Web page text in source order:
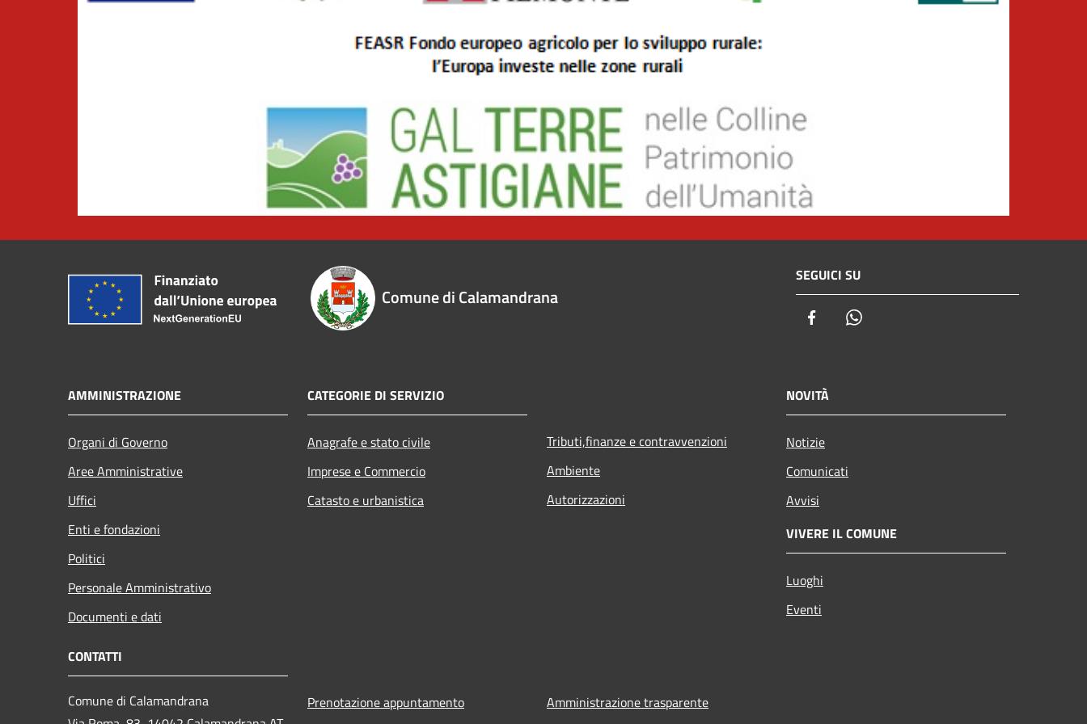
Comune di Calamandrana
SEGUICI SU
Facebook
AMMINISTRAZIONE
Organi di Governo
Aree Amministrative
Uffici
Enti e fondazioni
Politici
Personale Amministrativo
Documenti e dati
CATEGORIE DI SERVIZIO
Anagrafe e stato civile
Imprese e Commercio
Catasto e urbanistica
Tributi,finanze e contravvenzioni
Ambiente
Autorizzazioni
NOVITÀ
Notizie
Comunicati
Avvisi
VIVERE IL COMUNE
Luoghi
Eventi
CONTATTI
Comune di Calamandrana
Prenotazione appuntamento
Amministrazione trasparente